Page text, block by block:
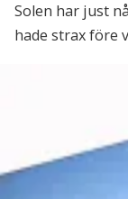
Solen har just
hade strax före